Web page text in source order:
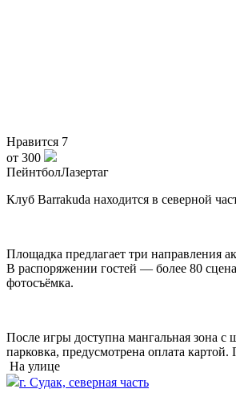
Нравится 7
от 300
ПейнтболЛазертаг
Клуб Barrakuda находится в северной
Площадка предлагает три направления
В распоряжении гостей — более 80
фотосъёмка.
После игры доступна мангальная зона
парковка, предусмотрена оплата
На улице
г. Судак, северная часть